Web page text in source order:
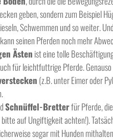
geben, sondern zum Beispiel
Schwemmen und so weiter.
seinen Pferden noch mehr
Ästen ist eine tolle
für leichtfuttrige Pferde.
(z.B. unter Eimer oder
Schnüffel-Bretterfür Pferde,
auf Ungiftigkeit achten!).
sogar mit Hunden